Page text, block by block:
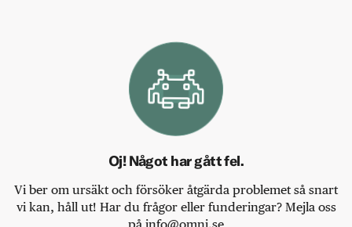
Oj! Något har gått fel.
Vi ber om ursäkt och försöker åtgärda problemet så snart
vi kan, håll ut! Har du frågor eller funderingar? Mejla oss